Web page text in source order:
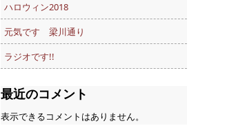
ハロウィン2018
元気です 梁川通り
ラジオです!!
最近のコメント
表示できるコメントはありません。